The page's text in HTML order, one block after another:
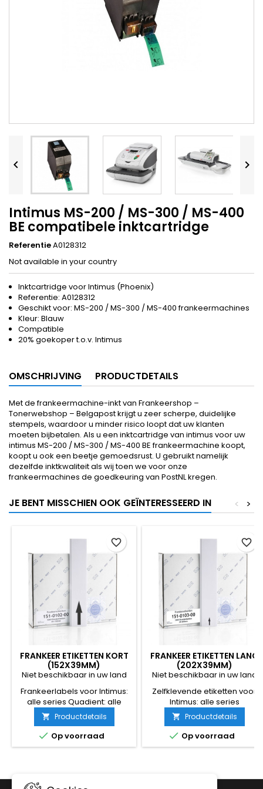
 
Intimus MS-200 / MS-300 / MS-400
BE compatibele inktcartridge
ReferentieA0128312
Not available in your country
Inktcartridge voor Intimus (Phoenix)
Referentie: A0128312
Geschikt voor: MS-200 / MS-300 / MS-400 frankeermachines
Kleur: Blauw
Compatible
20% goekoper t.o.v. Intimus
OMSCHRIJVING PRODUCTDETAILS
Met de frankeermachine-inkt van Frankeershop –
Tonerwebshop – Belgapost krijgt u zeer scherpe, duidelijke
stempels, waardoor u minder risico loopt dat uw klanten
moeten bijbetalen. Als u een inktcartridge van intimus voor uw
intimus MS-200 / MS-300 / MS-400 BE frankeermachine koopt,
koopt u ook een beetje gemoedsrust. U gebruikt namelijk
dezelfde inktkwaliteit als wij toen we voor onze
frankeermachines de goedkeuring van PostNL kregen.
JE BENT MISSCHIEN OOK GEÏNTERESSEERD IN >
<
FRANKEER ETIKETTEN KORT
(152X39MM)
Niet beschikbaar in uw land
Frankeerlabels voor Intimus:
alle series Quadient: alle
series Afmetingen: 152 x
39mm Aantal per doos: 1000
labels
 Productdetails
 Op voorraad
favorite_border
FRANKEER ETIKETTEN LANG
(202X39MM)
Niet beschikbaar in uw land
Zelfklevende etiketten voor
Intimus: alle series
Neopost:alle series
Afmetingen: 202 x 39mm
Aantal per doos: 1000 labels
 Productdetails
 Op voorraad
favorite_border